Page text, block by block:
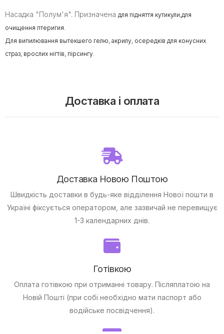
Насадка "Полум'я". Призначена для підняття кутикули,для
очищення птеригия.
Для випилювання вытекшего гелю, акрилу, осередків для конусних
страз, врослих нігтів, пірсингу.
Доставка і оплата
Доставка Новою Поштою
Швидкість доставки в будь-яке відділення Нової пошти в
Україні фіксується оператором, але зазвичай не перевищує
1-3 календарних днів.
Готівкою
Оплата готівкою при отриманні товару. Післяплатою на
Новій Пошті (при собі необхідно мати паспорт або
водійське посвідчення).